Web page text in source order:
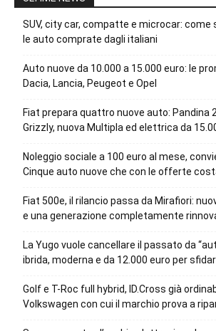
SUV, city car, compatte e microcar: come
le auto comprate dagli italiani
Auto nuove da 10.000 a 15.000 euro: le
Dacia, Lancia, Peugeot e Opel
Fiat prepara quattro nuove auto: Pandina
Grizzly, nuova Multipla ed elettrica da
Noleggio sociale a 100 euro al mese,
Cinque auto nuove che con le offerte
Fiat 500e, il rilancio passa da Mirafiori:
e una generazione completamente
La Yugo vuole cancellare il passato da
ibrida, moderna e da 12.000 euro per
Golf e T-Roc full hybrid, ID.Cross già
Volkswagen con cui il marchio prova a